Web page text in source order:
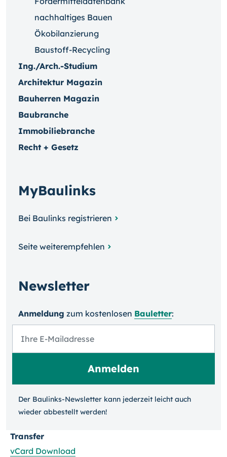
nachhaltiges Bauen
Ökobilanzierung
Baustoff-Recycling
Ing./Arch.-Studium
Architektur Magazin
Bauherren Magazin
Baubranche
Immobiliebranche
Recht + Gesetz
MyBaulinks
Bei Baulinks registrieren
Seite weiterempfehlen
Newsletter
Anmeldung zum kosten­losen Bauletter:
Der Baulinks-Newsletter kann jeder­zeit leicht auch
wieder ab­bestellt werden!
Transfer
vCard Download